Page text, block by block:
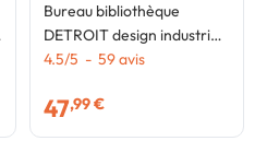
Bureau bibliothèque
DETROIT design industriel
bois et métal blanc
4.5/5 - 59avis
47,99 €